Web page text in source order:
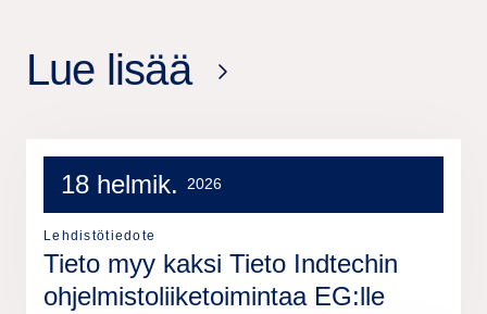
Lue lisää
18 helmik. 2026
Lehdistötiedote
Tieto myy kaksi Tieto Indtechin
ohjelmistoliiketoimintaa EG:lle